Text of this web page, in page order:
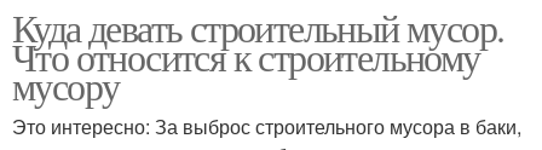
Куда девать строительный мусор.
Что относится к строительному
мусору
Это интересно: За выброс строительного мусора в баки,